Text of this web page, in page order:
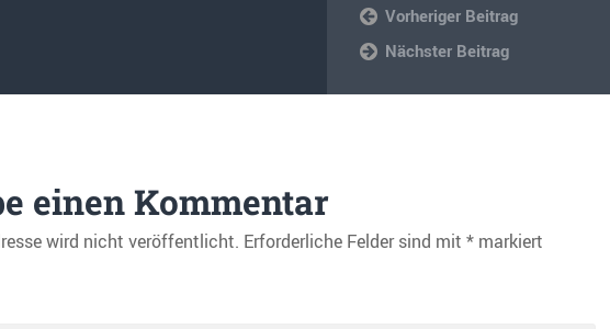
Vorheriger Beitrag
Nächster Beitrag
einen Kommentar
wird nicht veröffentlicht. Erforderliche Felder sind mit *markiert